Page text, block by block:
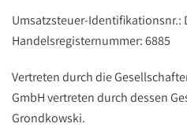
Umsatzsteuer-Identifikationsnr.:
Handelsregisternummer: 6885
Vertreten durch die
GmbH vertreten durch dessen
Grondkowski.